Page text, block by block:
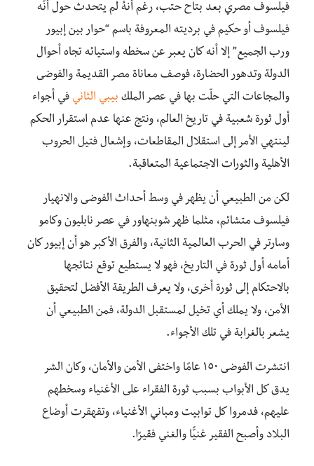
فيلسوف مصري بعد بتاح حتب، رغم أنهُ لم يتحدث حول أنّه
فيلسوف أو حكيم في برديته المعروفة باسم “حوار بين إبيور
ورب الجميع” إلا أنه كان يعبر عن سخطه واستيائه تجاه أحوال
الدولة وتدهور الحضارة، فوصف معاناة مصر القديمة والفوضى
والمجاعات التي حلّت بها في عصر الملك بيبي الثاني في أجواء
أول ثورة شعبية في تاريخ العالم، ونتج عنها عدم استقرار الحكم
لينتهي الأمر إلى استقلال المقاطعات، وإشعال فتيل الحروب
الأهلية والثورات الاجتماعية المتعاقبة.
لكن من الطبيعي أن يظهر في وسط أحداث الفوضى والانهيار
فيلسوف متشائم، مثلما ظهر شوبنهاور في عصر نابليون وكامو
وسارتر في الحرب العالمية الثانية، والفرق الأكبر هو أن إبيور كان
أمامه أول ثورة في التاريخ، فهو لا يستطيع توقع نتائجها
بالاحتكام إلى ثورة أخرى، ولا يعرف الطريقة الأفضل لتحقيق
الأمن، ولا يملك أي تخيل لمستقبل الدولة، فمن الطبيعي أن
يشعر بالغرابة في تلك الأجواء.
انتشرت الفوضى ١٥٠ عامًا واختفى الأمن والأمان، وكان الشر
يدق كل الأبواب بسبب ثورة الفقراء على الأغنياء وسخطهم
عليهم، فدمروا كل توابيت ومباني الأغنياء، وتقهقرت أوضاع
البلاد وأصبح الفقير غنيًّا والغني فقيرًا.